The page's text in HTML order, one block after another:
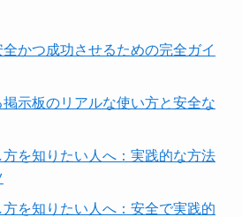
かつ成功させるための完全ガイ
示板のリアルな使い方と安全な
を知りたい人へ：実践的な方法
を知りたい人へ：安全で実践的